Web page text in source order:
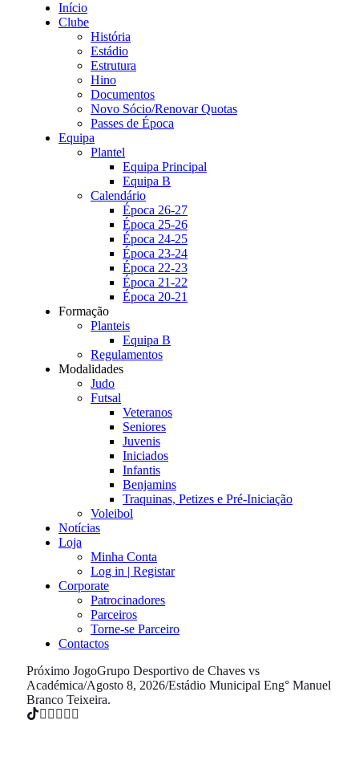
Início
Clube
História
Estádio
Estrutura
Hino
Documentos
Novo Sócio/Renovar Quotas
Passes de Época
Equipa
Plantel
Equipa Principal
Equipa B
Calendário
Época 26-27
Época 25-26
Época 24-25
Época 23-24
Época 22-23
Época 21-22
Época 20-21
Formação
Planteis
Equipa B
Regulamentos
Modalidades
Judo
Futsal
Veteranos
Seniores
Juvenis
Iniciados
Infantis
Benjamins
Traquinas, Petizes e Pré-Iniciação
Voleibol
Notícias
Loja
Minha Conta
Log in | Registar
Corporate
Patrocinadores
Parceiros
Torne-se Parceiro
Contactos
Próximo JogoGrupo Desportivo de Chaves vs
Académica/Agosto 8, 2026/Estádio Municipal Eng° Manuel
Branco Teixeira.